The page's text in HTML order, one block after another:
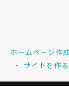
ホームページ作
サイトを作る